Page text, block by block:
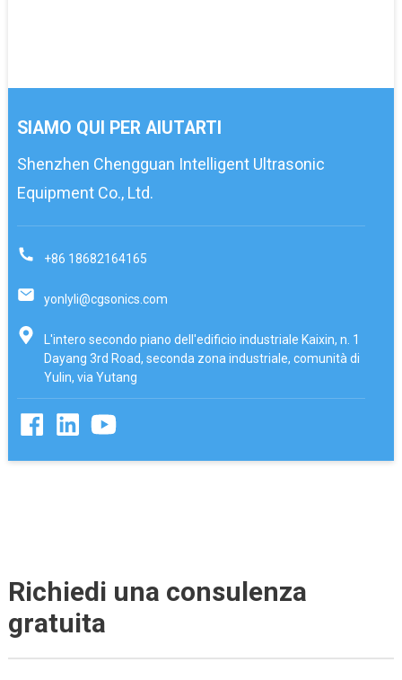
SIAMO QUI PER AIUTARTI
Shenzhen Chengguan Intelligent Ultrasonic
Equipment Co., Ltd.
+86 18682164165
yonlyli@cgsonics.com
L'intero secondo piano dell'edificio industriale Kaixin, n. 1
Dayang 3rd Road, seconda zona industriale, comunità di
Yulin, via Yutang
Richiedi una consulenza
gratuita